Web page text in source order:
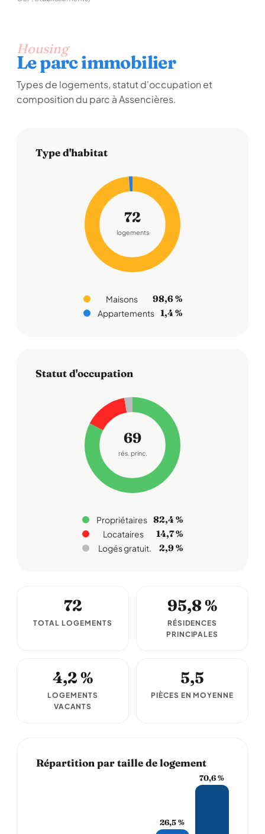
Housing
Le parc immobilier
Types de logements, statut d'occupation et
composition du parc à Assencières.
Type d'habitat
72
logements
Maisons 98,6 %
Appartements 1,4 %
Statut d'occupation
69
rés. princ.
Propriétaires 82,4 %
Locataires 14,7 %
Logés gratuit. 2,9 %
72
TOTAL LOGEMENTS
95,8 %
RÉSIDENCES
PRINCIPALES
4,2 %
LOGEMENTS
VACANTS
5,5
PIÈCES EN MOYENNE
Répartition par taille de logement
26,5 %
70,6 %